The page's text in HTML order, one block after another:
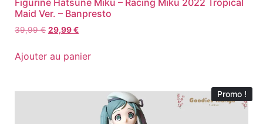
Figurine Hatsune Miku – Racing Miku 2022 Tropical
Maid Ver. – Banpresto
39,99€ 29,99€
Ajouter au panier
Promo !